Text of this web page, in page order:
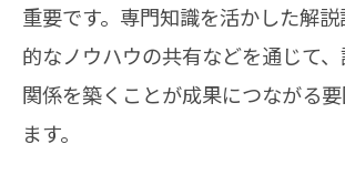
重要です。専門知識を活かした解
的なノウハウの共有などを通じて
関係を築くことが成果につながる
ます。